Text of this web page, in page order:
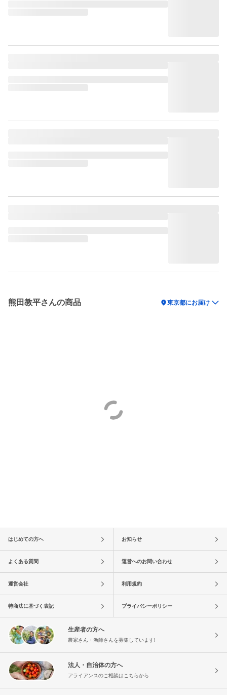
熊田教平さんの商品 location_on東京都にお届け
はじめての方へ お知らせ
よくある質問 運営へのお問い合わせ
運営会社 利用規約
特商法に基づく表記 プライバシーポリシー
生産者の方へ
農家さん・漁師さんを募集しています!
法人・自治体の方へ
アライアンスのご相談はこちらから